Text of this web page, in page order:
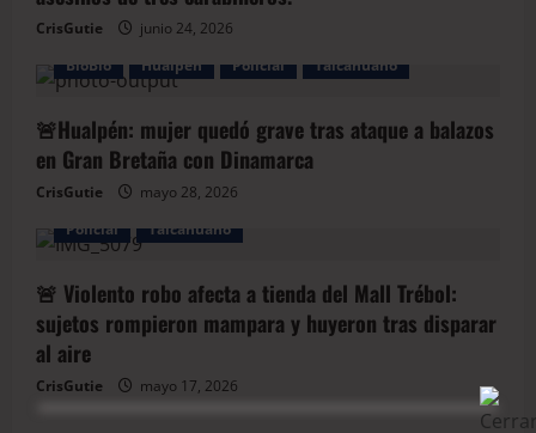
CrisGutie
junio 24, 2026
BioBio
Hualpen Policial Talcahuano
🚨Hualpén: mujer quedó grave tras ataque a balazos
en Gran Bretaña con Dinamarca
CrisGutie
mayo 28, 2026
Policial
Talcahuano
🚨 Violento robo afecta a tienda del Mall Trébol:
sujetos rompieron mampara y huyeron tras disparar
al aire
CrisGutie mayo 17, 2026